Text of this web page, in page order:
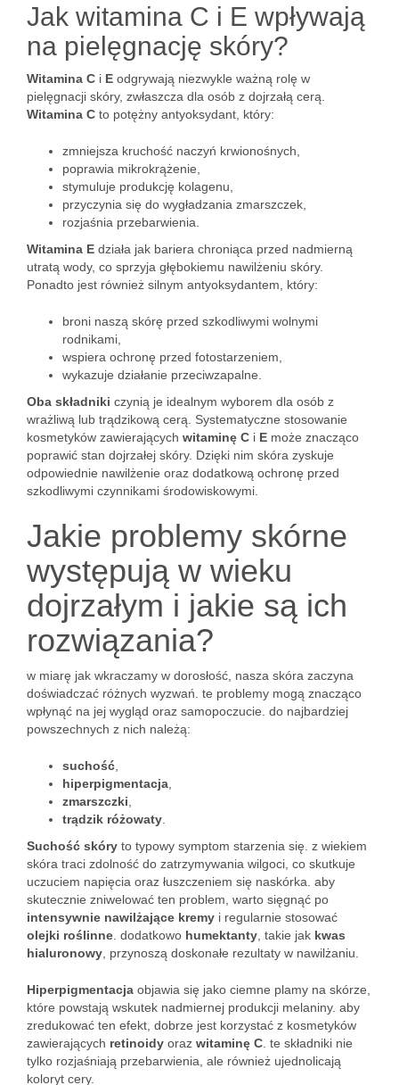
Jak witamina C i E wpływają
na pielęgnację skóry?
Witamina C i E odgrywają niezwykle ważną rolę w
pielęgnacji skóry, zwłaszcza dla osób z dojrzałą cerą.
Witamina C to potężny antyoksydant, który:
zmniejsza kruchość naczyń krwionośnych,
poprawia mikrokrążenie,
stymuluje produkcję kolagenu,
przyczynia się do wygładzania zmarszczek,
rozjaśnia przebarwienia.
Witamina E działa jak bariera chroniąca przed nadmierną
utratą wody, co sprzyja głębokiemu nawilżeniu skóry.
Ponadto jest również silnym antyoksydantem, który:
broni naszą skórę przed szkodliwymi wolnymi
rodnikami,
wspiera ochronę przed fotostarzeniem,
wykazuje działanie przeciwzapalne.
Oba składniki czynią je idealnym wyborem dla osób z
wrażliwą lub trądzikową cerą. Systematyczne stosowanie
kosmetyków zawierających witaminę C i E może znacząco
poprawić stan dojrzałej skóry. Dzięki nim skóra zyskuje
odpowiednie nawilżenie oraz dodatkową ochronę przed
szkodliwymi czynnikami środowiskowymi.
Jakie problemy skórne
występują w wieku
dojrzałym i jakie są ich
rozwiązania?
w miarę jak wkraczamy w dorosłość, nasza skóra zaczyna
doświadczać różnych wyzwań. te problemy mogą znacząco
wpłynąć na jej wygląd oraz samopoczucie. do najbardziej
powszechnych z nich należą:
suchość
hiperpigmentacja
zmarszczki
trądzik różowaty
Suchość skóry to typowy symptom starzenia się. z wiekiem
skóra traci zdolność do zatrzymywania wilgoci, co skutkuje
uczuciem napięcia oraz łuszczeniem się naskórka. aby
skutecznie zniwelować ten problem, warto sięgnąć po
intensywnie nawilżające kremy i regularnie stosować
olejki roślinne . dodatkowo humektanty , takie jak kwas
hialuronowy , przynoszą doskonałe rezultaty w nawilżaniu.
Hiperpigmentacja objawia się jako ciemne plamy na skórze,
które powstają wskutek nadmiernej produkcji melaniny. aby
zredukować ten efekt, dobrze jest korzystać z kosmetyków
zawierających retinoidy oraz witaminę C . te składniki nie
tylko rozjaśniają przebarwienia, ale również ujednolicają
koloryt cery.